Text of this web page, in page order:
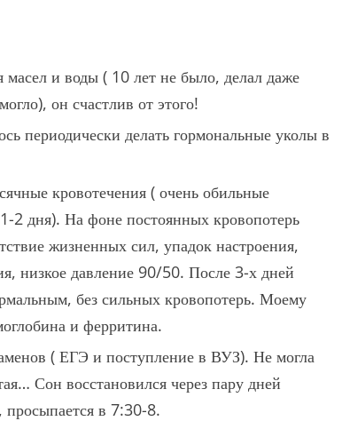
и воды ( 10 лет не было, делал даже
он счастлив от этого!
периодически делать гормональные уколы в
кровотечения ( очень обильные
2 дня). На фоне постоянных кровопотерь
жизненных сил, упадок настроения,
низкое давление 90/50. После 3-х дней
без сильных кровопотерь. Моему
и ферритина.
( ЕГЭ и поступление в ВУЗ). Не могла
Сон восстановился через пару дней
просыпается в 7:30-8.